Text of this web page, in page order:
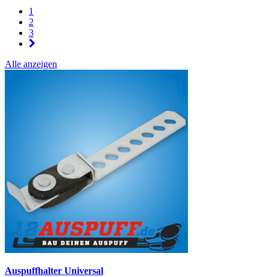
1
2
3
Alle anzeigen
Auspuffhalter Universal